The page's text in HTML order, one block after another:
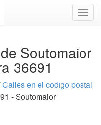
Soutomaior
36691
Calles en el codigo postal
- Soutomaior